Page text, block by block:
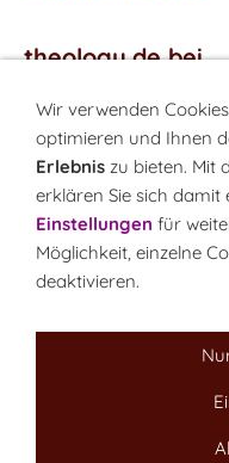
theology.de bei
...Facebook
...Twitter
Monatsrätsel
Rätseln & Gewinnen!
Wir verwenden
optimieren und Ihnen
Erlebnis zu bieten. Mit
erklären Sie sich damit
Einstellungen für
Möglichkeit, einzelne
deaktivieren.